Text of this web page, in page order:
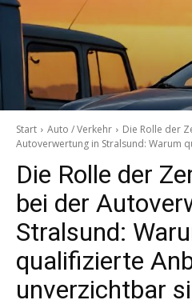
Start Auto / Verkehr
Die Rolle der
Autoverwertung in Stralsund: Warum
Die Rolle der
bei der
Stralsund:
qualifizierte
unverzichtbar